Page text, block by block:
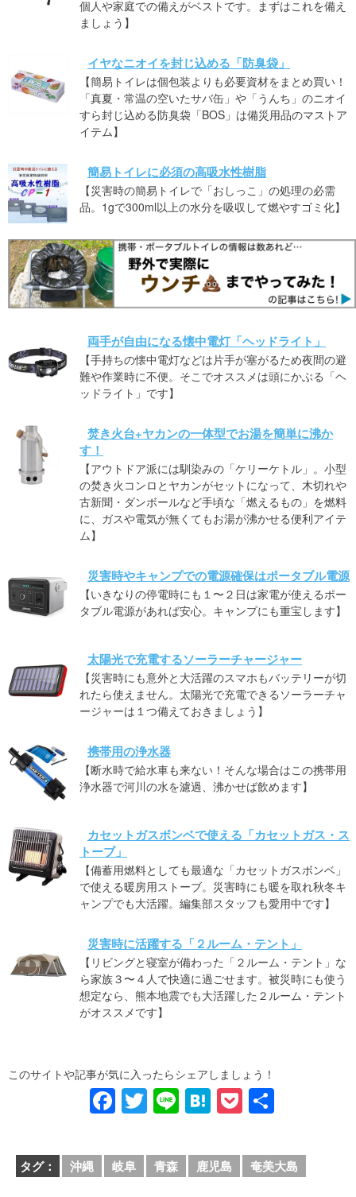
個人や家庭での備えがベストです。まずはこれを備え
ましょう】
イヤなニオイを封じ込める「防臭袋」
【簡易トイレは個包装よりも必要資材をまとめ買い！
「真夏・常温の空いたサバ缶」や「うんち」のニオイ
すら封じ込める防臭袋「BOS」は備災用品のマストア
イテム】
簡易トイレに必須の高吸水性樹脂
【災害時の簡易トイレで「おしっこ」の処理の必需
品。1gで300ml以上の水分を吸収して燃やすゴミ化】
両手が自由になる懐中電灯「ヘッドライト」
【手持ちの懐中電灯などは片手が塞がるため夜間の避
難や作業時に不便。そこでオススメは頭にかぶる「ヘ
ッドライト」です】
焚き火台+ヤカンの一体型でお湯を簡単に沸か
す！
【アウトドア派には馴染みの「ケリーケトル」。小型
の焚き火コンロとヤカンがセットになって、木切れや
古新聞・ダンボールなど手頃な「燃えるもの」を燃料
に、ガスや電気が無くてもお湯が沸かせる便利アイテ
ム】
災害時やキャンプでの電源確保はポータブル電源
【いきなりの停電時にも１〜２日は家電が使えるポー
タブル電源があれば安心。キャンプにも重宝します】
太陽光で充電するソーラーチャージャー
【災害時にも意外と大活躍のスマホもバッテリーが切
れたら使えません。太陽光で充電できるソーラーチャ
ージャーは１つ備えておきましょう】
携帯用の浄水器
【断水時で給水車も来ない！そんな場合はこの携帯用
浄水器で河川の水を濾過、沸かせば飲めます】
カセットガスボンベで使える「カセットガス・ス
トーブ」
【備蓄用燃料としても最適な「カセットガスボンベ」
で使える暖房用ストーブ。災害時にも暖を取れ秋冬キ
ャンプでも大活躍。編集部スタッフも愛用中です】
災害時に活躍する「２ルーム・テント」
【リビングと寝室が備わった「２ルーム・テント」な
ら家族３〜４人で快適に過ごせます。被災時にも使う
想定なら、熊本地震でも大活躍した２ルーム・テント
がオススメです】
このサイトや記事が気に入ったらシェアしましょう！
F
a
c
e
T
wi
tt
er
Li
n
e
H
at
e
n
P
o
ck
et
タグ： 沖縄 岐阜 青森 鹿児島 奄美大島